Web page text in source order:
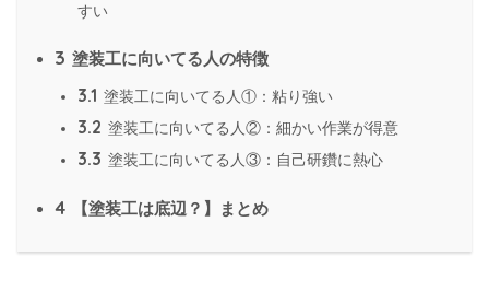
すい
3 塗装工に向いてる人の特徴
3.1 塗装工に向いてる人①：粘り強い
3.2 塗装工に向いてる人②：細かい作業が得意
3.3 塗装工に向いてる人③：自己研鑽に熱心
4 【塗装工は底辺？】まとめ